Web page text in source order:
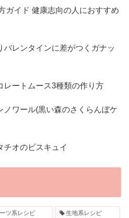
ガイド 健康志向の人におすすめ
バレンタインに差がつくガナッ
レートムース3種類の作り方
ノワール(黒い森のさくらんぼケ
チオのビスキュイ
ツ系レシピ 生地系レシピ